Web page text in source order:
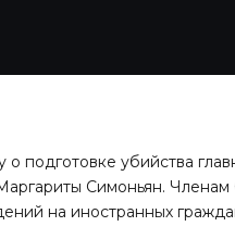
подготовке убийства
Симоньян.
на иностранных